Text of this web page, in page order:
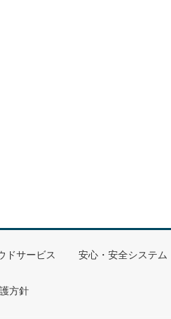
ドサービス 安心・安全システム
方針